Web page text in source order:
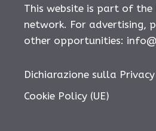
This website is part of the
network. For advertising,
other opportunities:
Dichiarazione sulla Privacy
Cookie Policy (UE)